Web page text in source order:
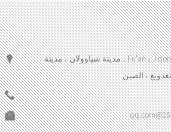
عنوان: رقم 4 ، طريق Fu'an ، Jidong 1 ، مدينة شياوولان ، مدينة
، الصين